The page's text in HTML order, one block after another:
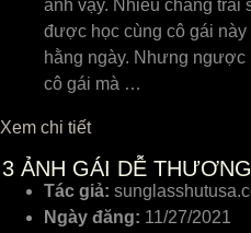
ảnh vậy. Nhiều chàng trai
được học cùng cô gái
hằng ngày. Nhưng
cô gái mà …
Xem chi tiết
3 ẢNH GÁI DỄ
Tác giả:
Ngày đăng: 11/27/2021